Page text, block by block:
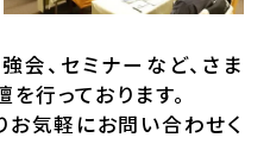
会、セミナーなど、さま
⾏っております。
お気軽にお問い合わせく